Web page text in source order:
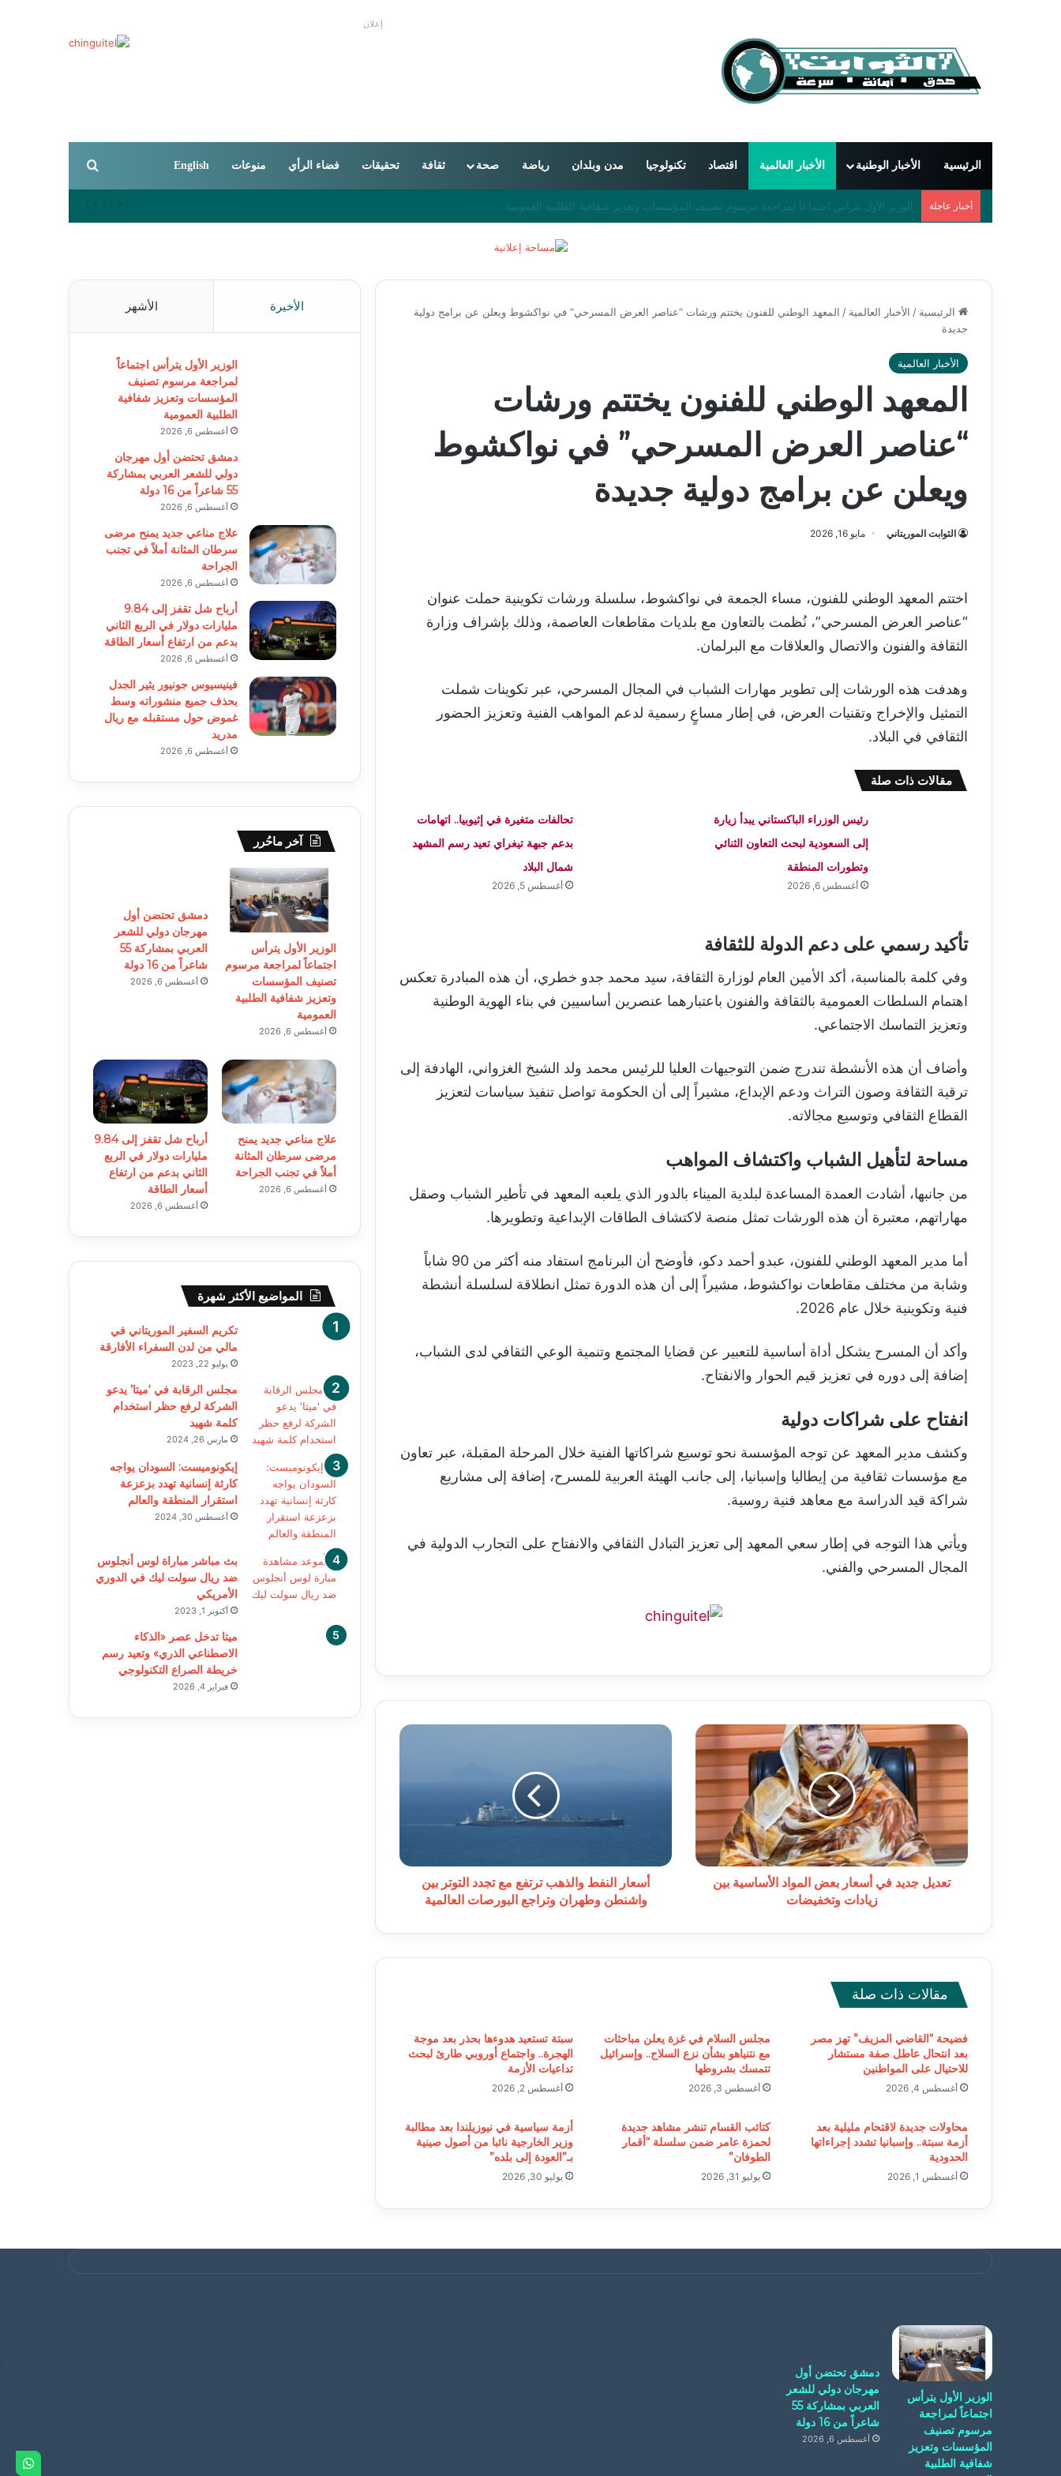
إعلان
الرئيسية الأخبار الوطنية الأخبار العالمية اقتصاد تكنولوجيا مدن وبلدان رياضة صحة ثقافة تحقيقات فضاء الرأي منوعات English بحث عن
أخبار عاجلة دمشق تحتضن أول مهرجان دولي للشعر العربي بمشاركة 55 شاعراً من 16 دولة
الرئيسية / الأخبار العالمية / المعهد الوطني للفنون يختتم ورشات “عناصر العرض المسرحي” في نواكشوط ويعلن عن برامج دولية
جديدة
الأخبار العالمية
المعهد الوطني للفنون يختتم ورشات
“عناصر العرض المسرحي” في نواكشوط
ويعلن عن برامج دولية جديدة
الثوابت الموريتاني مايو 16, 2026
اختتم المعهد الوطني للفنون، مساء الجمعة في نواكشوط، سلسلة ورشات تكوينية حملت عنوان
“عناصر العرض المسرحي”، نُظمت بالتعاون مع بلديات مقاطعات العاصمة، وذلك بإشراف وزارة
الثقافة والفنون والاتصال والعلاقات مع البرلمان.
وهدفت هذه الورشات إلى تطوير مهارات الشباب في المجال المسرحي، عبر تكوينات شملت
التمثيل والإخراج وتقنيات العرض، في إطار مساعٍ رسمية لدعم المواهب الفنية وتعزيز الحضور
الثقافي في البلاد.
مقالات ذات صلة
رئيس الوزراء الباكستاني يبدأ زيارة
إلى السعودية لبحث التعاون الثنائي
وتطورات المنطقة
أغسطس 6, 2026
تحالفات متغيرة في إثيوبيا.. اتهامات
بدعم جبهة تيغراي تعيد رسم المشهد
شمال البلاد
أغسطس 5, 2026
تأكيد رسمي على دعم الدولة للثقافة
وفي كلمة بالمناسبة، أكد الأمين العام لوزارة الثقافة، سيد محمد جدو خطري، أن هذه المبادرة تعكس
اهتمام السلطات العمومية بالثقافة والفنون باعتبارهما عنصرين أساسيين في بناء الهوية الوطنية
وتعزيز التماسك الاجتماعي.
وأضاف أن هذه الأنشطة تندرج ضمن التوجيهات العليا للرئيس محمد ولد الشيخ الغزواني، الهادفة إلى
ترقية الثقافة وصون التراث ودعم الإبداع، مشيراً إلى أن الحكومة تواصل تنفيذ سياسات لتعزيز
القطاع الثقافي وتوسيع مجالاته.
مساحة لتأهيل الشباب واكتشاف المواهب
من جانبها، أشادت العمدة المساعدة لبلدية الميناء بالدور الذي يلعبه المعهد في تأطير الشباب وصقل
مهاراتهم، معتبرة أن هذه الورشات تمثل منصة لاكتشاف الطاقات الإبداعية وتطويرها.
أما مدير المعهد الوطني للفنون، عبدو أحمد دكو، فأوضح أن البرنامج استفاد منه أكثر من 90 شاباً
وشابة من مختلف مقاطعات نواكشوط، مشيراً إلى أن هذه الدورة تمثل انطلاقة لسلسلة أنشطة
فنية وتكوينية خلال عام 2026.
وأكد أن المسرح يشكل أداة أساسية للتعبير عن قضايا المجتمع وتنمية الوعي الثقافي لدى الشباب،
إضافة إلى دوره في تعزيز قيم الحوار والانفتاح.
انفتاح على شراكات دولية
وكشف مدير المعهد عن توجه المؤسسة نحو توسيع شراكاتها الفنية خلال المرحلة المقبلة، عبر تعاون
مع مؤسسات ثقافية من إيطاليا وإسبانيا، إلى جانب الهيئة العربية للمسرح، إضافة إلى مشاريع
شراكة قيد الدراسة مع معاهد فنية روسية.
ويأتي هذا التوجه في إطار سعي المعهد إلى تعزيز التبادل الثقافي والانفتاح على التجارب الدولية في
المجال المسرحي والفني.
تعديل
جديد
بعض
المواد
الأساسية
بين
زيادات
وتخفيضات
تعديل جديد في أسعار بعض المواد الأساسية بين
زيادات وتخفيضات
أسعار
واشنطن
وطهران
وتراجع
العالمية
أسعار النفط والذهب ترتفع مع تجدد التوتر بين
واشنطن وطهران وتراجع البورصات العالمية
مقالات ذات صلة
فضيحة “القاضي المزيف” تهز مصر
بعد انتحال عاطل صفة مستشار
للاحتيال على المواطنين
أغسطس 4, 2026
مجلس السلام في غزة يعلن مباحثات
مع نتنياهو بشأن نزع السلاح.. وإسرائيل
تتمسك بشروطها
أغسطس 3, 2026
سبتة تستعيد هدوءها بحذر بعد موجة
الهجرة.. واجتماع أوروبي طارئ لبحث
تداعيات الأزمة
أغسطس 2, 2026
محاولات جديدة لاقتحام مليلية بعد
أزمة سبتة.. وإسبانيا تشدد إجراءاتها
الحدودية
أغسطس 1, 2026
كتائب القسام تنشر مشاهد جديدة
لحمزة عامر ضمن سلسلة “أقمار
الطوفان”
يوليو 31, 2026
أزمة سياسية في نيوزيلندا بعد مطالبة
وزير الخارجية نائبا من أصول صينية
بـ”العودة إلى بلده”
يوليو 30, 2026
الأخيرة الأشهر
الوزير الأول يترأس اجتماعاً
لمراجعة مرسوم تصنيف
المؤسسات وتعزيز شفافية
الطلبية العمومية
أغسطس 6, 2026
دمشق تحتضن أول مهرجان
دولي للشعر العربي بمشاركة
55 شاعراً من 16 دولة
أغسطس 6, 2026
علاج مناعي جديد يمنح مرضى
سرطان المثانة أملاً في تجنب
الجراحة
أغسطس 6, 2026
أرباح شل تقفز إلى 9.84
مليارات دولار في الربع الثاني
بدعم من ارتفاع أسعار الطاقة
أغسطس 6, 2026
فينيسيوس جونيور يثير الجدل
بحذف جميع منشوراته وسط
غموض حول مستقبله مع ريال
مدريد
أغسطس 6, 2026
آخر ماحُرر
الوزير الأول يترأس
اجتماعاً لمراجعة مرسوم
تصنيف المؤسسات
وتعزيز شفافية الطلبية
العمومية
أغسطس 6, 2026
دمشق تحتضن أول
مهرجان دولي للشعر
العربي بمشاركة 55
شاعراً من 16 دولة
أغسطس 6, 2026
علاج مناعي جديد يمنح
مرضى سرطان المثانة
أملاً في تجنب الجراحة
أغسطس 6, 2026
أرباح شل تقفز إلى 9.84
مليارات دولار في الربع
الثاني بدعم من ارتفاع
أسعار الطاقة
أغسطس 6, 2026
المواضيع الأكثر شهرة
تكريم السفير الموريتاني في
مالي من لدن السفراء الأفارقة
يوليو 22, 2023
مجلس الرقابة في ‘ميتا’ يدعو
الشركة لرفع حظر استخدام
كلمة شهيد
مارس 26, 2024
إيكونوميست: السودان يواجه
كارثة إنسانية تهدد بزعزعة
استقرار المنطقة والعالم
أغسطس 30, 2024
بث مباشر مباراة لوس أنجلوس
ضد ريال سولت ليك في الدوري
الأمريكي
أكتوبر 1, 2023
ميتا تدخل عصر «الذكاء
الاصطناعي الذري» وتعيد رسم
خريطة الصراع التكنولوجي
فبراير 4, 2026
الوزير الأول يترأس
اجتماعاً لمراجعة
مرسوم تصنيف
المؤسسات وتعزيز
شفافية الطلبية
دمشق تحتضن أول
مهرجان دولي للشعر
العربي بمشاركة 55
شاعراً من 16 دولة
أغسطس 6, 2026